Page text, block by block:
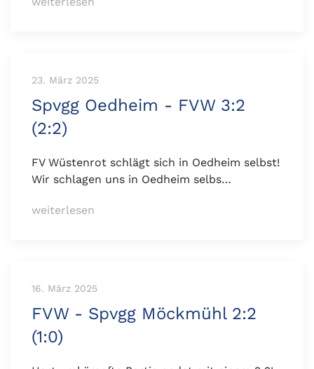
23. März 2025
Spvgg Oedheim - FVW 3:2
(2:2)
FV Wüstenrot schlägt sich in Oedheim selbst!
Wir schlagen uns in Oedheim selbs…
weiterlesen
16. März 2025
FVW - Spvgg Möckmühl 2:2
(1:0)